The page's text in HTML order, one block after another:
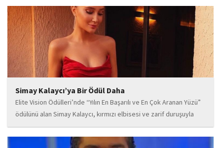
sahne performansı, uluslararası standartlardaki repertuarı ve
deneyimli müzisyen kadrosuyla dikkat çeken...
Simay Kalaycı’ya Bir Ödül Daha
Elite Vision Ödülleri’nde “Yılın En Başarılı ve En Çok Aranan Yüzü”
ödülünü alan Simay Kalaycı, kırmızı elbisesi ve zarif duruşuyla
geceye damga vurdu. Takı markasıyla da dikkat çeken Kalaycı,
Wilma...